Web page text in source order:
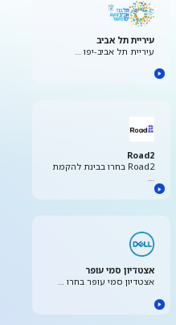
עיריית תל אביב
עיריית תל אביב-יפו …
Road2
Road2 בחרו בבינת להקמת
אצטדיון סמי עופר
אצטדיון סמי עופר בחרו …